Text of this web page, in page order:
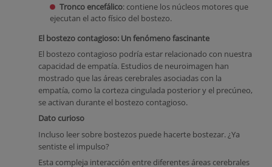
Tronco encefálico: contiene los núcleos motores que
ejecutan el acto físico del bostezo.
El bostezo contagioso: Un fenómeno fascinante
El bostezo contagioso podría estar relacionado con nuestra
capacidad de empatía. Estudios de neuroimagen han
mostrado que las áreas cerebrales asociadas con la
empatía, como la corteza cingulada posterior y el precúneo,
se activan durante el bostezo contagioso.
Dato curioso
Incluso leer sobre bostezos puede hacerte bostezar. ¿Ya
sentiste el impulso?
Esta compleja interacción entre diferentes áreas cerebrales